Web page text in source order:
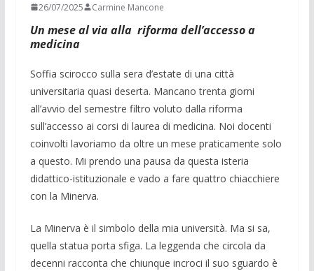
26/07/2025 Carmine Mancone
Un mese al via alla riforma dell’accesso a
medicina
Soffia scirocco sulla sera d’estate di una città
universitaria quasi deserta. Mancano trenta giorni
all’avvio del semestre filtro voluto dalla riforma
sull’accesso ai corsi di laurea di medicina. Noi docenti
coinvolti lavoriamo da oltre un mese praticamente solo
a questo. Mi prendo una pausa da questa isteria
didattico-istituzionale e vado a fare quattro chiacchiere
con la Minerva.
La Minerva è il simbolo della mia università. Ma si sa,
quella statua porta sfiga. La leggenda che circola da
decenni racconta che chiunque incroci il suo sguardo è